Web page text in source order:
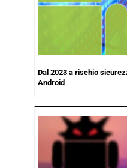
Dal 2023 a rischio
Android